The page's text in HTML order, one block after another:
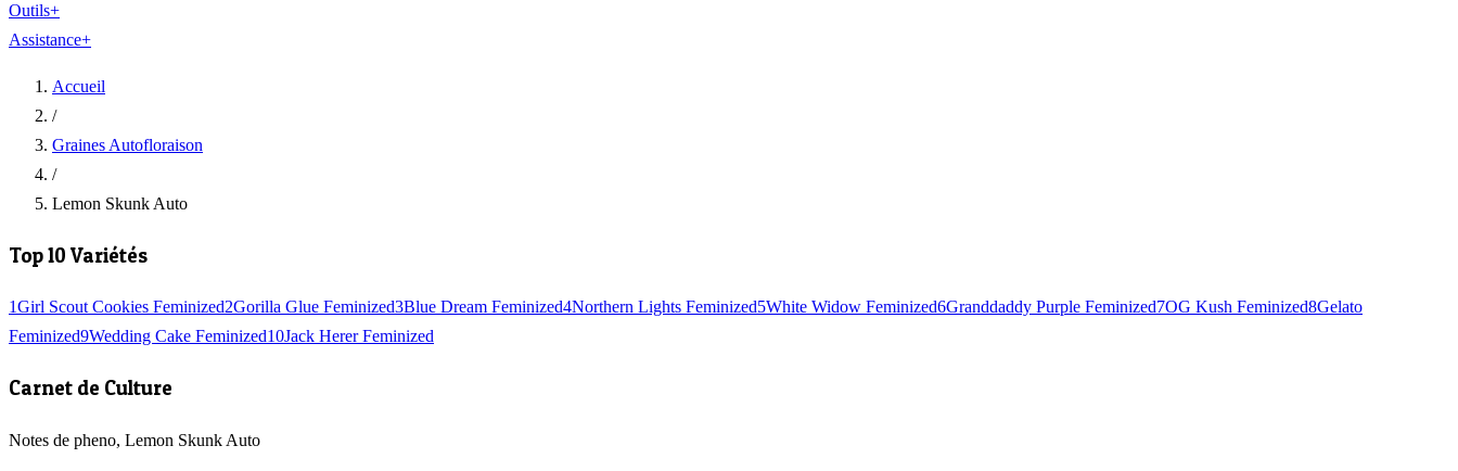
Outils+
Assistance+
Accueil
/
Graines Autofloraison
/
Lemon Skunk Auto
Top 10 Variétés
1Girl Scout Cookies Feminized2Gorilla Glue Feminized3Blue Dream Feminized4Northern Lights Feminized5White Widow Feminized6Granddaddy Purple Feminized7OG Kush Feminized8Gelato
Feminized9Wedding Cake Feminized10Jack Herer Feminized
Carnet de Culture
Notes de pheno, Lemon Skunk Auto